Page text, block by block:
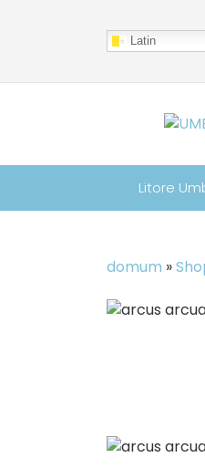
Latin
Litore
domum »